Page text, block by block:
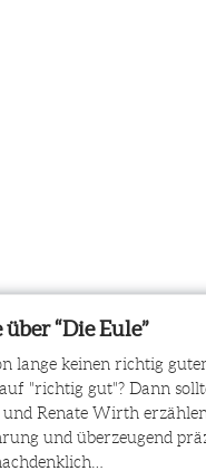
“Die Eule”
lange keinen richtig
"richtig gut"? Dann
und Renate Wirth
und überzeugend